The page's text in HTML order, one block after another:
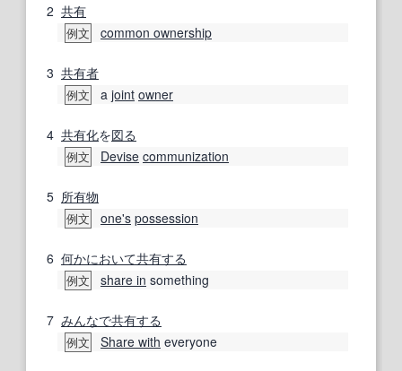
2 共有
例文 common ownership
3 共有者
例文 a joint owner
4 共有化を図る
例文 Devise communization
5 所有物
例文 one's possession
6 何かにおいて共有する
例文 share in something
7 みんなで共有する
例文 Share with everyone